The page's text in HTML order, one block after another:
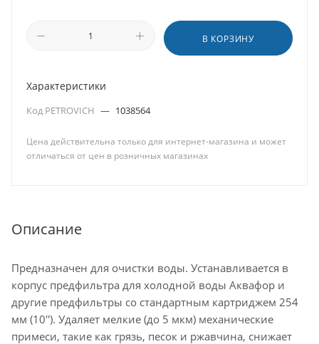
В КОРЗИНУ
Характеристики
Код PETROVICH — 1038564
Цена действительна только для интернет-магазина и может
отличаться от цен в розничных магазинах
Описание
Предназначен для очистки воды. Устанавливается в
корпус предфильтра для холодной воды Аквафор и
другие предфильтры со стандартным картриджем 254
мм (10''). Удаляет мелкие (до 5 мкм) механические
примеси, такие как грязь, песок и ржавчина, снижает